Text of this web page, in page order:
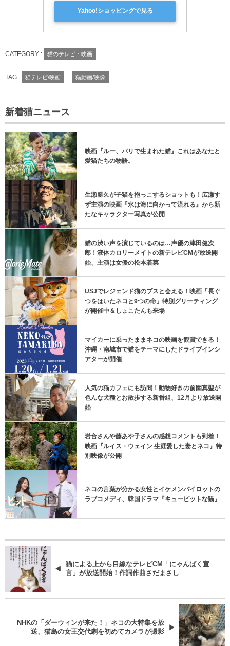
Yahoo!ショッピングで見る
CATEGORY : 猫のテレビ・映画
TAG : 猫テレビ/映画 猫動画/映像
新着猫ニュース
映画『ルー、パリで生まれた猫』これはあなたと
愛猫たちの物語。
生瀬勝久が子猫を抱っこするショットも！広瀬す
ず主演の映画『水は海に向かって流れる』から新
たなキャラクター写真が公開
猫の渋い声を演じているのは…声優の津田健次
郎！液体カロリーメイトの新テレビCMが放送開
始、主演は女優の松本若菜
USJでレジェンド猫のプスと会える！映画「長ぐ
つをはいたネコと9つの命」特別グリーティング
が開催中＆しょこたんも来場
マイカーに乗ったままネコの映画を観賞できる！
沖縄・南城市で猫をテーマにしたドライブインシ
アターが開催
人気の猫カフェにも訪問！動物好きの前園真聖が
色んな犬種とお散歩する新番組、12月より放送開
始
岩合さんや藤あや子さんの感想コメントも到着！
映画『ルイス・ウェイン 生涯愛した妻とネコ』特
別映像が公開
ネコの言葉が分かる女性とイケメンパイロットの
ラブコメディ、韓国ドラマ『キューピットな猫』
猫による上から目線なテレビCM「にゃんぱく宣
言」が放送開始！作詞作曲さだまさし
NHKの「ダーウィンが来た！」ネコの大特集を放
送、猫島の女王交代劇を初めてカメラが撮影